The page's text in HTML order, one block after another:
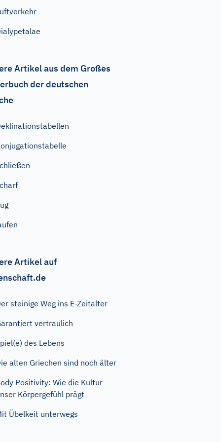
Artikel aus dem Großes
der deutschen
Artikel auf
steinige Weg ins E-Zeitalter
vertraulich
des Lebens
alten Griechen sind noch älter
Positivity: Wie die Kultur
Körpergefühl prägt
Übelkeit unterwegs